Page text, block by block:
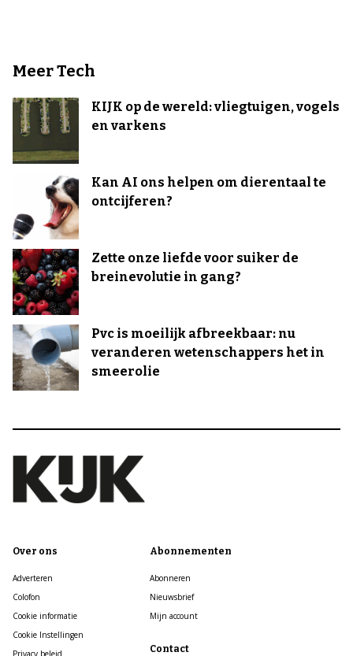
Meer Tech
KIJK op de wereld: vliegtuigen, vogels
en varkens
Kan AI ons helpen om dierentaal te
ontcijferen?
Zette onze liefde voor suiker de
breinevolutie in gang?
Pvc is moeilijk afbreekbaar: nu
veranderen wetenschappers het in
smeerolie
Over ons
Adverteren
Colofon
Cookie informatie
Cookie Instellingen
Privacy beleid
Abonnementen
Abonneren
Nieuwsbrief
Mijn account
Contact